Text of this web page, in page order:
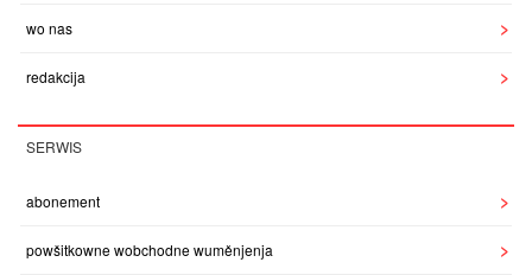
wo nas
redakcija
SERWIS
abonement
powšitkowne wobchodne wuměnjenja